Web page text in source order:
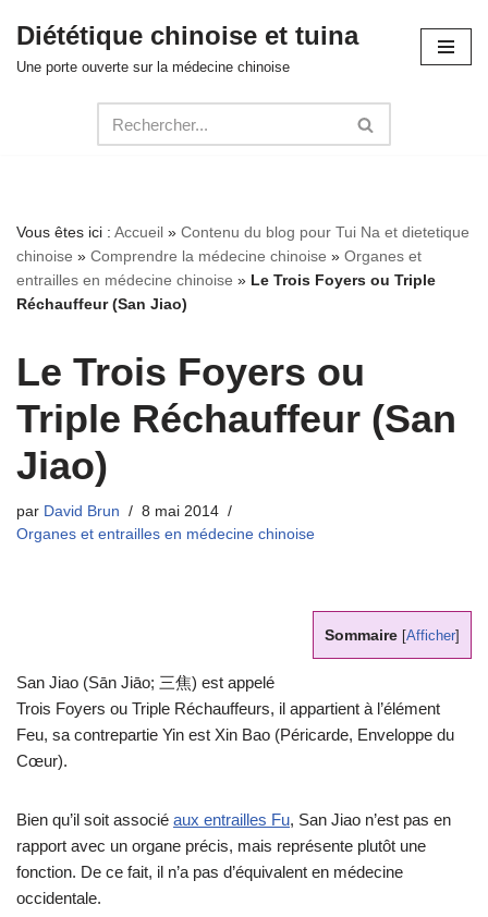
Aller
Diététique chinoise et tuina
Une porte ouverte sur la médecine chinoise
Vous êtes ici : Accueil » Contenu du blog pour Tui Na et dietetique
chinoise » Comprendre la médecine chinoise » Organes et
entrailles en médecine chinoise » Le Trois Foyers ou Triple
Réchauffeur (San Jiao)
Le Trois Foyers ou
Triple Réchauffeur (San
Jiao)
par David Brun
8 mai 2014
Organes et entrailles en médecine chinoise
Sommaire [Afficher]
San Jiao (Sān Jiāo; 三焦) est appelé
Trois Foyers ou Triple Réchauffeurs, il appartient à l’élément
Feu, sa contrepartie Yin est Xin Bao (Péricarde, Enveloppe du
Cœur).
Bien qu’il soit associé aux entrailles Fu, San Jiao n’est pas en
rapport avec un organe précis, mais représente plutôt une
fonction. De ce fait, il n’a pas d’équivalent en médecine
occidentale.